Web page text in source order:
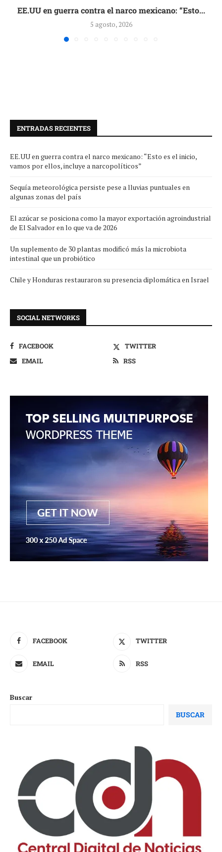
EE.UU en guerra contra el narco mexicano: “Esto...
5 agosto, 2026
ENTRADAS RECIENTES
EE.UU en guerra contra el narco mexicano: “Esto es el inicio,
vamos por ellos, incluye a narcopolíticos”
Sequía meteorológica persiste pese a lluvias puntuales en
algunas zonas del país
El azúcar se posiciona como la mayor exportación agroindustrial
de El Salvador en lo que va de 2026
Un suplemento de 30 plantas modificó más la microbiota
intestinal que un probiótico
Chile y Honduras restauraron su presencia diplomática en Israel
SOCIAL NETWORKS
FACEBOOK
TWITTER
EMAIL
RSS
FACEBOOK TWITTER
EMAIL RSS
Buscar
BUSCAR